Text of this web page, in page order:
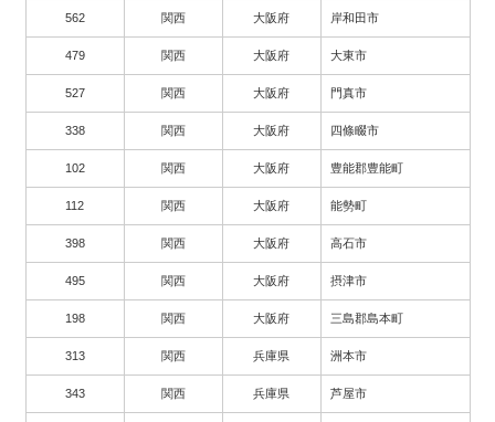
562 関西 大阪府 岸和田市
479 関西 大阪府 大東市
527 関西 大阪府 門真市
338 関西 大阪府 四條畷市
102 関西 大阪府 豊能郡豊能町
112 関西 大阪府 能勢町
398 関西 大阪府 高石市
495 関西 大阪府 摂津市
198 関西 大阪府 三島郡島本町
313 関西 兵庫県 洲本市
343 関西 兵庫県 芦屋市